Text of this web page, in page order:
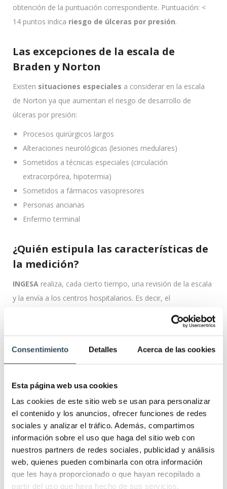
Consentimiento Detalles Acerca de las cookies
Esta página web usa cookies
Las cookies de este sitio web se usan para personalizar
el contenido y los anuncios, ofrecer funciones de redes
sociales y analizar el tráfico. Además, compartimos
información sobre el uso que haga del sitio web con
nuestros partners de redes sociales, publicidad y análisis
web, quienes pueden combinarla con otra información
que les haya proporcionado o que hayan recopilado a
partir del uso que haya hecho de sus servicios.
obtención de la puntuación correspondiente. Puntuación: <
14 puntos indica riesgo de úlceras por presión.
Las excepciones de la escala de
Braden y Norton
Existen situaciones especiales a considerar en la escala
de Norton ya que aumentan el riesgo de desarrollo de
úlceras por presión:
Procesos quirúrgicos largos
Alteraciones neurológicas (lesiones medulares)
Sometidos a técnicas especiales (circulación
extracorpórea, hipotermia)
Sometidos a fármacos vasopresores
Personas ancianas
Enfermo terminal
¿Quién estipula las características de
la medición?
INGESA realiza, cada cierto tiempo, una revisión de la escala
y la envía a los centros hospitalarios. Es decir, el
. Es imprescindible subrayar que la eficacia de la
detectar su presencia, ayuda a evitar su desarrollo.
¿Cómo debe actuar el profesional tras
conocer el resultado obtenido?
El objetivo es evitar las UPPs, especialmente en pacientes
que no pueden moverse. Se debe revisar la piel
detenidamente, además de repasar el nivel de hidratación y
moverlos continuamente. La dieta ha de examinarse
periódicamente y comprobar si la persona come con